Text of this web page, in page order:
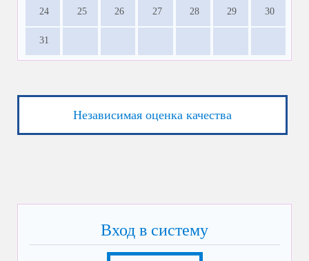
24 25 26 27 28 29 30
31
Независимая оценка качества
Вход в систему